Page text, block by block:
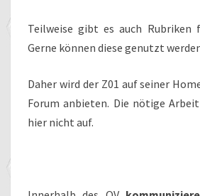
Teilweise gibt es auch Rubriken
Gerne können diese genutzt
Daher wird der Z01 auf seiner
Forum anbieten. Die nötige
hier nicht auf.